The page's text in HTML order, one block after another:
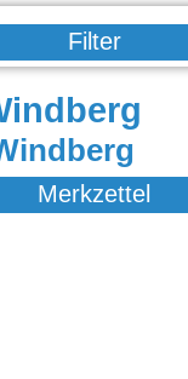
Filter
Merkzettel